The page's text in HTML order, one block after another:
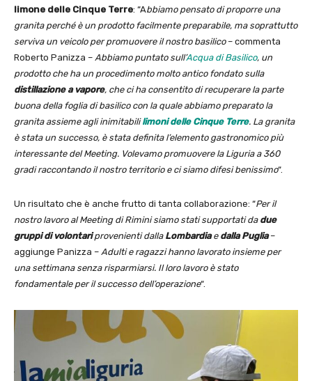
limone delle Cinque Terre: “Abbiamo pensato di proporre una
granita perché è un prodotto facilmente preparabile, ma soprattutto
serviva un veicolo per promuovere il nostro basilico– commenta
Roberto Panizza – Abbiamo puntato sull’Acqua di Basilico, un
prodotto che ha un procedimento molto antico fondato sulla
distillazione a vapore, che ci ha consentito di recuperare la parte
buona della foglia di basilico con la quale abbiamo preparato la
granita assieme agli inimitabililimoni delle Cinque Terre. La granita
è stata un successo, è stata definita l’elemento gastronomico più
interessante del Meeting. Volevamo promuovere la Liguria a 360
gradi raccontando il nostro territorio e ci siamo difesi benissimo“.
Un risultato che è anche frutto di tanta collaborazione: “Per il
nostro lavoro al Meeting di Rimini siamo stati supportati da due
gruppi di volontariprovenienti dalla Lombardiae dalla Puglia–
aggiunge Panizza – Adulti e ragazzi hanno lavorato insieme per
una settimana senza risparmiarsi. Il loro lavoro è stato
fondamentale per il successo dell’operazione“.